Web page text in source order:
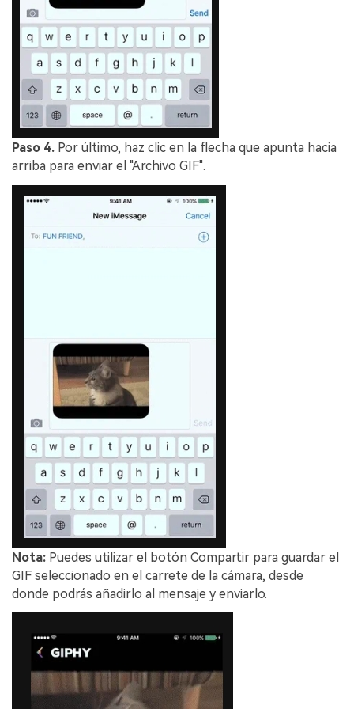
Paso 4. Por último, haz clic en la flecha que apunta hacia
arriba para enviar el "Archivo GIF".
󠀰Nota: Puedes utilizar el botón Compartir para guardar el
GIF seleccionado en el carrete de la cámara, desde
donde podrás añadirlo al mensaje y enviarlo.